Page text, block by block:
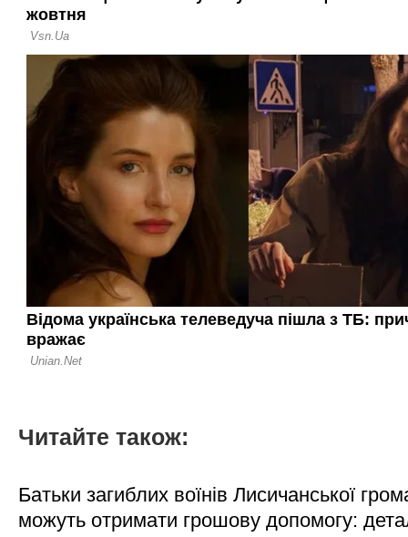
Читайте також:
Батьки загиблих воїнів Лисичанської
можуть отримати грошову допомогу: